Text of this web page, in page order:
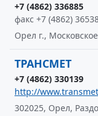
+7 (4862) 336885
факс +7 (4862)
Орел г.,
ТРАНСМЕТ
+7 (4862) 330139
http://
302025, Орел,